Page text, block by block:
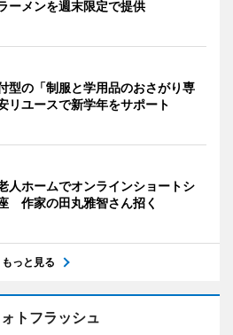
ーメンを週末限定で提供
型の「制服と学用品のおさがり専
リユースで新学年をサポート
人ホームでオンラインショートシ
作家の田丸雅智さん招く
もっと見る
トフラッシュ